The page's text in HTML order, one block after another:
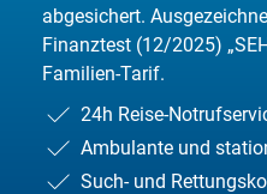
abgesichert.
Finanztest (12/2025)
Familien-Tarif.
24h Reise-
Ambulante und
Such- und